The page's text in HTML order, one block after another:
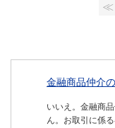
≪
金融商品仲介
いいえ。金融商
ん。お取引に係